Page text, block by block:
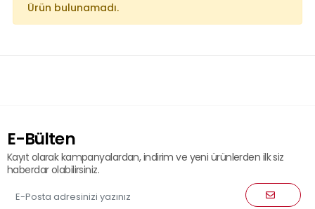
Ürün bulunamadı.
E-Bülten
Kayıt olarak kampanyalardan, indirim ve yeni ürünlerden ilk siz
haberdar olabilirsiniz.